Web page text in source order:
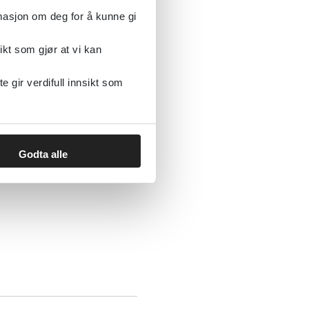
om deg for å kunne gi
som gjør at vi kan
gir verdifull innsikt som
Godta alle
hos unge